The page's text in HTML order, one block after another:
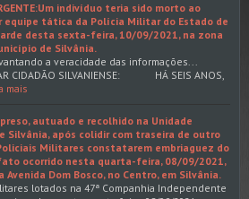
indivíduo teria sido morto ao
equipe tática da Polícia Militar do Estado de
desta sexta-feira, 10/09/2021, na zona
de Silvânia.
a veracidade das informações...
CIDADÃO SILVANIENSE: HÁ SEIS ANOS,
mais
autuado e recolhido na Unidade
Silvânia, após colidir com traseira de outro
Militares constatarem embriaguez do
ocorrido nesta quarta-feira, 08/09/2021,
Avenida Dom Bosco, no Centro, em Silvânia.
lotados na 47ª Companhia Independente